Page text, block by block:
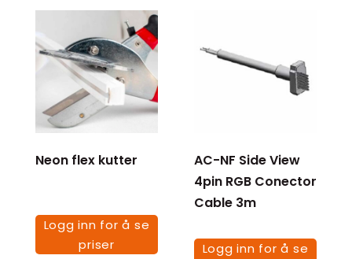
Neon flex kutter
Logg inn for å se
priser
AC-NF Side View
4pin RGB Conector
Cable 3m
Logg inn for å se